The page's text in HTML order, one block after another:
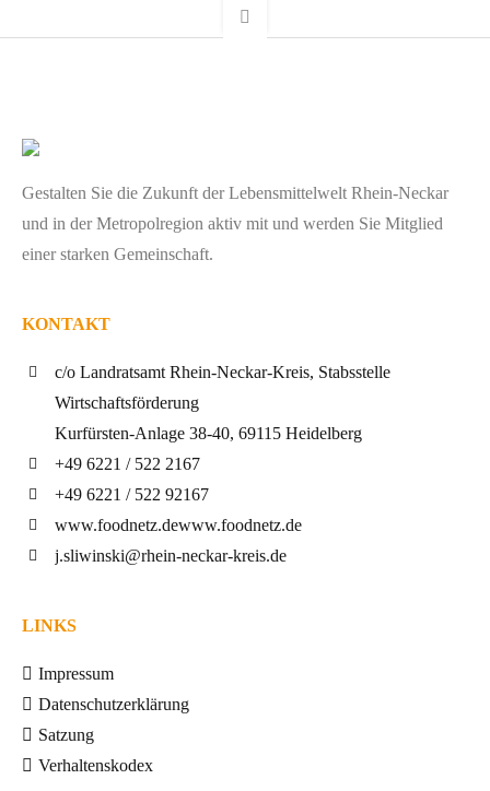
Gestalten Sie die Zukunft der Lebensmittelwelt Rhein-Neckar
und in der Metropolregion aktiv mit und werden Sie Mitglied
einer starken Gemeinschaft.
KONTAKT
c/o Landratsamt Rhein-Neckar-Kreis, Stabsstelle
Wirtschaftsförderung
Kurfürsten-Anlage 38-40, 69115 Heidelberg
+49 6221 / 522 2167
+49 6221 / 522 92167
www.foodnetz.dewww.foodnetz.de
j.sliwinski@rhein-neckar-kreis.de
LINKS
Impressum
Datenschutzerklärung
Satzung
Verhaltenskodex